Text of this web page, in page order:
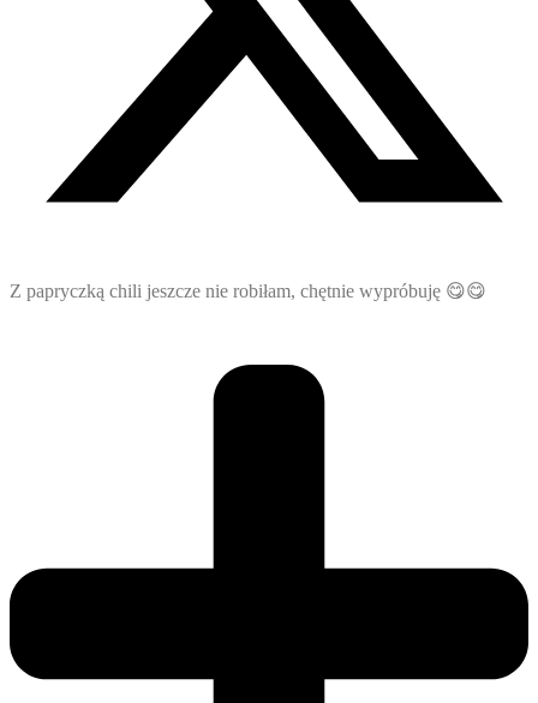
Z papryczką chili jeszcze nie robiłam, chętnie wypróbuję 😋😋